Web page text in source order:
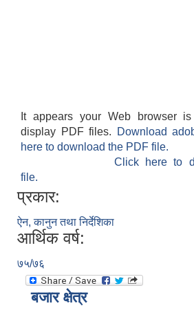
It appears your Web browser
display PDF files.
Download
here to download the PDF file.
Click here to
file.
प्रकार:
ऐन, कानुन तथा निर्देशिका
आर्थिक वर्ष:
७५/७६
बजार क्षेत्र